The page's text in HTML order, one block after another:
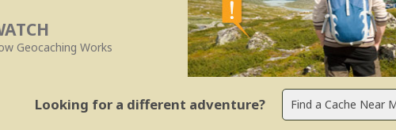
Geocaching Works
Looking for a different adventure?